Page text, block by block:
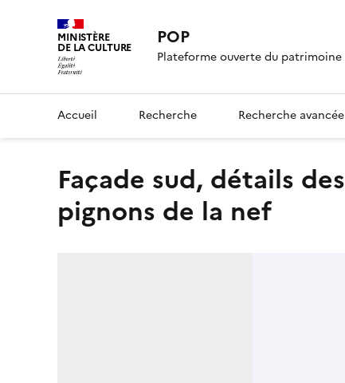
MINISTÈRE
DE LA CULTURE POP
Plateforme ouverte du patrimoine
Accueil Recherche Recherche avancée
Façade sud, détails des redents des roses des deux
pignons de la nef